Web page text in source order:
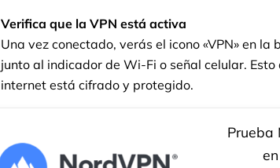
Verifica que la VPN está activa
Una vez conectado, verás el icono «VPN» en
junto al indicador de Wi-Fi o señal celular.
internet está cifrado y protegido.
Prueba